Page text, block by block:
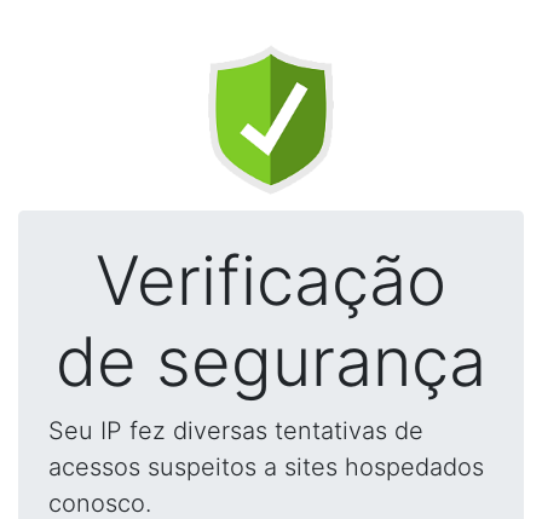
Verificação
de segurança
Seu IP fez diversas tentativas de
acessos suspeitos a sites hospedados
conosco.